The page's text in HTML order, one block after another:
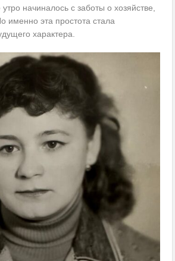
начиналось с заботы о хозяйстве,
именно эта простота стала
характера.